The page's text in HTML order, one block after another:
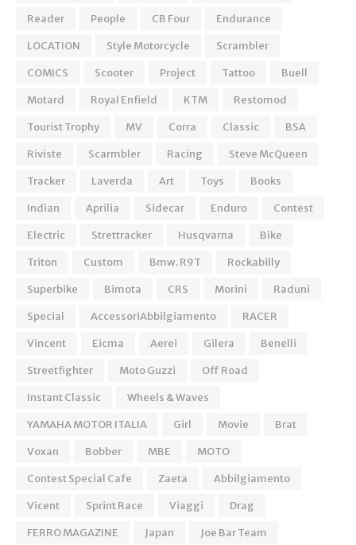
Reader
People CB Four
Endurance
LOCATION
Style Motorcycle
Scrambler
COMICS
Scooter Project Tattoo
Buell
Motard
Royal Enfield KTM
Restomod
Tourist Trophy
MV Corra Classic
BSA
Riviste
Scarmbler Racing
Steve McQueen
Tracker
Laverda Art Toys
Books
Indian
Aprilia Sidecar Enduro
Contest
Electric
Strettracker Husqvarna
Bike
Triton
Custom Bmw. R9T
Rockabilly
Superbike
Bimota CRS Morini
Raduni
Special
AccessoriAbbilgiamento
RACER
Vincent
Eicma Aerei Gilera
Benelli
Streetfighter
Moto Guzzi
Off Road
Instant Classic
Wheels & Waves
YAMAHA MOTOR ITALIA
Girl Movie
Brat
Voxan
Bobber MBE
MOTO
Contest Special Cafe
Zaeta
Abbilgiamento
Vicent
Sprint Race Viaggi
Drag
FERRO MAGAZINE
Japan
Joe Bar Team